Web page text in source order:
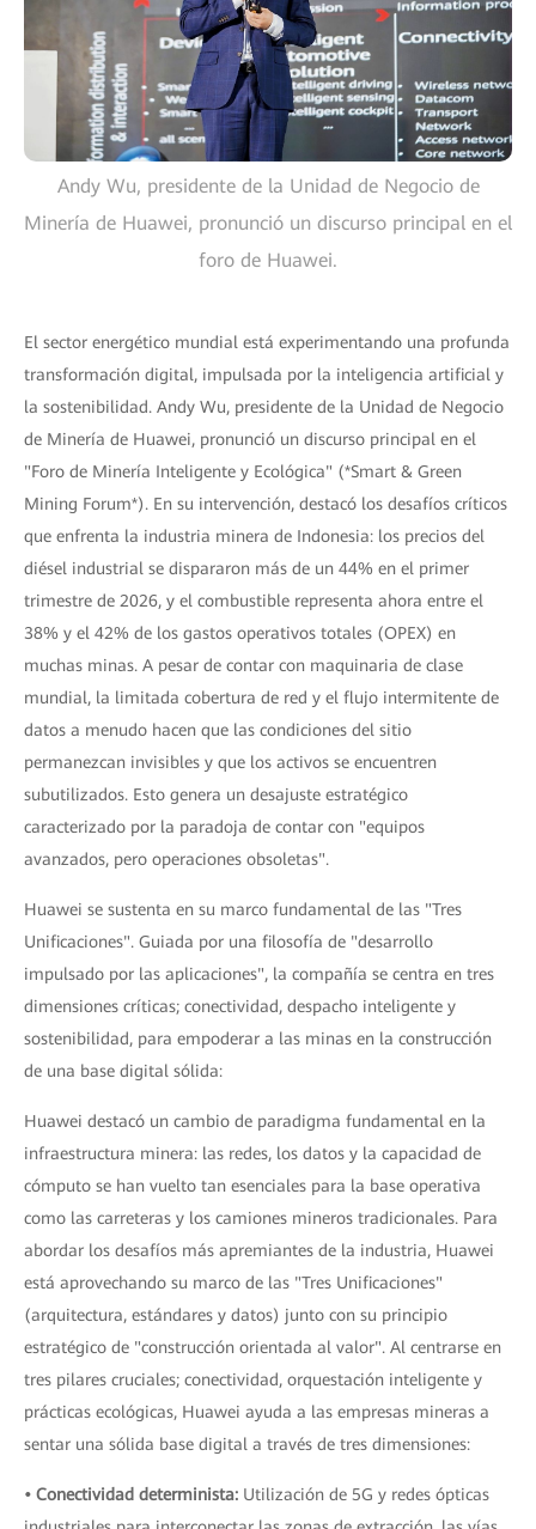
Andy Wu, presidente de la Unidad de Negocio de
Minería de Huawei, pronunció un discurso principal en el
foro de Huawei.
El sector energético mundial está experimentando una profunda
transformación digital, impulsada por la inteligencia artificial y
la sostenibilidad. Andy Wu, presidente de la Unidad de Negocio
de Minería de Huawei, pronunció un discurso principal en el
"Foro de Minería Inteligente y Ecológica" (*Smart & Green
Mining Forum*). En su intervención, destacó los desafíos críticos
que enfrenta la industria minera de Indonesia: los precios del
diésel industrial se dispararon más de un 44% en el primer
trimestre de 2026, y el combustible representa ahora entre el
38% y el 42% de los gastos operativos totales (OPEX) en
muchas minas. A pesar de contar con maquinaria de clase
mundial, la limitada cobertura de red y el flujo intermitente de
datos a menudo hacen que las condiciones del sitio
permanezcan invisibles y que los activos se encuentren
subutilizados. Esto genera un desajuste estratégico
caracterizado por la paradoja de contar con "equipos
avanzados, pero operaciones obsoletas".
Huawei se sustenta en su marco fundamental de las "Tres
Unificaciones". Guiada por una filosofía de "desarrollo
impulsado por las aplicaciones", la compañía se centra en tres
dimensiones críticas; conectividad, despacho inteligente y
sostenibilidad, para empoderar a las minas en la construcción
de una base digital sólida:
Huawei destacó un cambio de paradigma fundamental en la
infraestructura minera: las redes, los datos y la capacidad de
cómputo se han vuelto tan esenciales para la base operativa
como las carreteras y los camiones mineros tradicionales. Para
abordar los desafíos más apremiantes de la industria, Huawei
está aprovechando su marco de las "Tres Unificaciones"
(arquitectura, estándares y datos) junto con su principio
estratégico de "construcción orientada al valor". Al centrarse en
tres pilares cruciales; conectividad, orquestación inteligente y
prácticas ecológicas, Huawei ayuda a las empresas mineras a
sentar una sólida base digital a través de tres dimensiones:
• Conectividad determinista: Utilización de 5G y redes ópticas